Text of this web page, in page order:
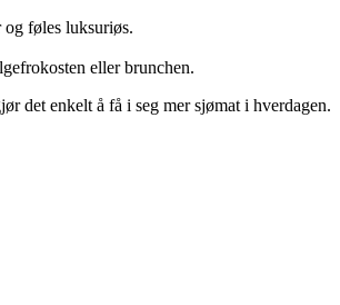
og føles luksuriøs.
eller brunchen.
det enkelt å få i seg mer sjømat i hverdagen.